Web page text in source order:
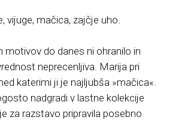
vijuge, mačica, zajčje uho.
do danes ni ohranilo in
neprecenljiva. Marija pri
katerimi ji je najljubša »mačica«.
nadgradi v lastne kolekcije
za razstavo pripravila posebno